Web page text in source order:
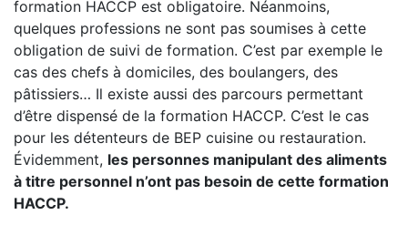
formation HACCP est obligatoire. Néanmoins,
quelques professions ne sont pas soumises à cette
obligation de suivi de formation. C’est par exemple le
cas des chefs à domiciles, des boulangers, des
pâtissiers… Il existe aussi des parcours permettant
d’être dispensé de la formation HACCP. C’est le cas
pour les détenteurs de BEP cuisine ou restauration.
Évidemment, les personnes manipulant des aliments
à titre personnel n’ont pas besoin de cette formation
HACCP.